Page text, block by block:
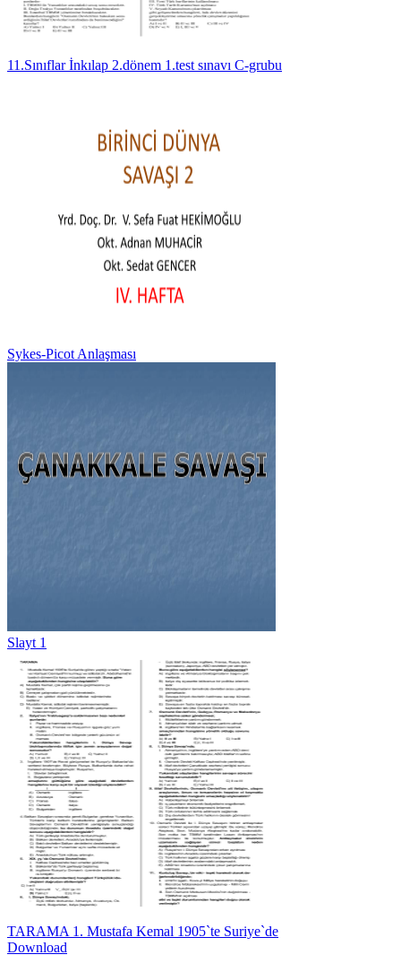
11.Sınıflar İnkılap 2.dönem 1.test sınavı C-grubu
Sykes-Picot Anlaşması
Slayt 1
TARAMA 1. Mustafa Kemal 1905`te Suriye`de
Download